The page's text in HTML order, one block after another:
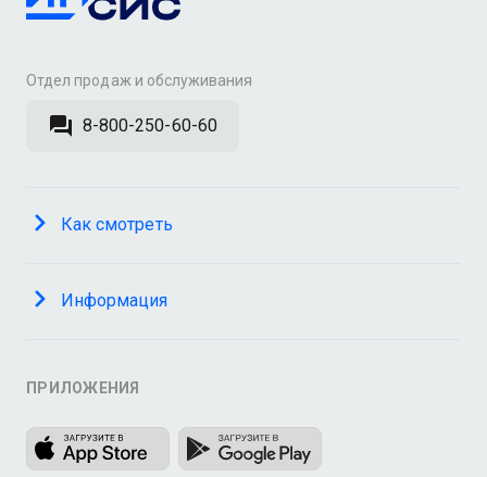
Отдел продаж и обслуживания
8-800-250-60-60
Как смотреть
Информация
ПРИЛОЖЕНИЯ